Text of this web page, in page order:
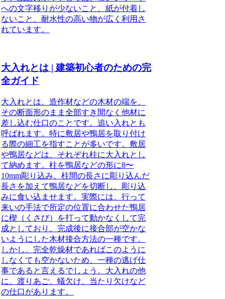
への文字移りが少ないこと、紙が付着し
ないこと、耐水性の高い物が広く利用さ
れています。
大入れとは | 建築初心者のための完
全ガイド
大入れとは、造作材などの木材の端を、
その断面形のまま全部すき間なく他材に
差し込む仕口のこと です。追い入れとも
呼ばれます。特に敷居や鴨居を取り付け
る際の細工を指すことが多いです。敷居
や鴨居などは、それぞれ柱に大入れとし
て納めます。柱を鴨居などの形に8〜
10mm彫り込み、柱間の長さに彫り込んだ
長さを加えて鴨居などを切断し、彫り込
みに食い込ませます。実際には、行って
来いの手法で所定の位置に合わせた鴨居
に楔（くさび）を打って動かなくして完
成としており、完成後に接合部が空かな
いようにした木材接合方法の一種です。
しかし、完全乾燥材であればこのように
しなくても空かないため、一種の逃げ仕
事であると言えるでしょう。大入れの他
に、渡りあご、蟻欠け、当たり欠けなど
の仕口があります。